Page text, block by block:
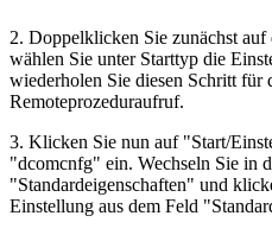
2. Doppelklicken Sie zunächst
wählen Sie unter Starttyp die
wiederholen Sie diesen Schritt für
Remoteprozeduraufruf.
3. Klicken Sie nun auf "Start/
"dcomcnfg" ein. Wechseln Sie in
"Standardeigenschaften" und
Einstellung aus dem Feld